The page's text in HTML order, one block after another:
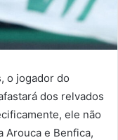
o jogador do
dos relvados
ele não
Arouca e Benfica,